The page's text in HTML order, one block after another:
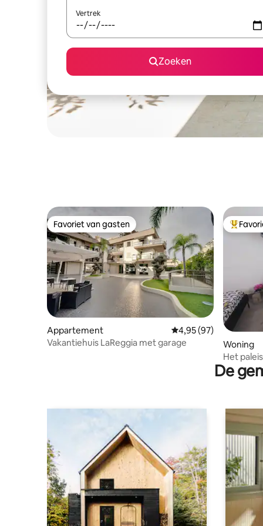
Vertrek
Zoeken
Favoriet van gasten
Favoriet van gasten
Appartement Gemiddelde
4,95 (97)
Vakantiehuis LaReggia met garage
Woning
Het
De